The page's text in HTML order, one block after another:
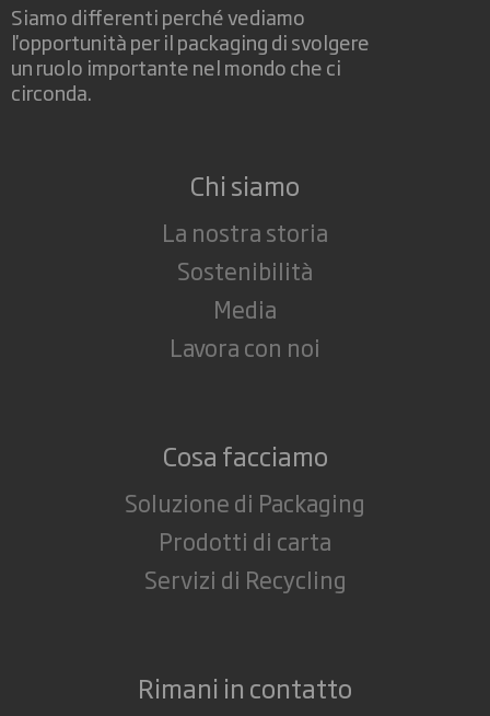
Siamo differenti perché vediamo
l'opportunità per il packaging di svolgere
un ruolo importante nel mondo che ci
circonda.
Chi siamo
La nostra storia
Sostenibilità
Media
Lavora con noi
Cosa facciamo
Soluzione di Packaging
Prodotti di carta
Servizi di Recycling
Rimani in contatto